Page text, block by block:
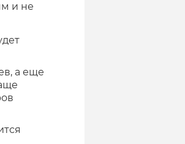
и не
а еще